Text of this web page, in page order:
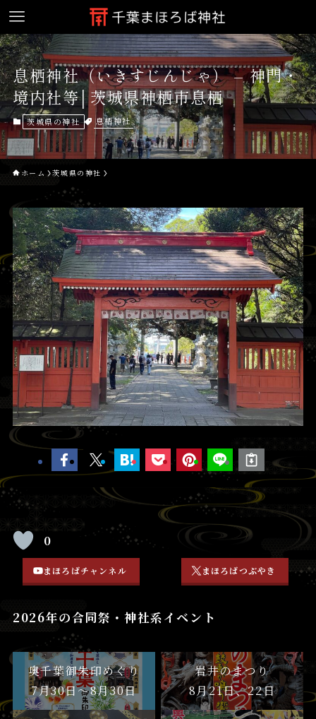
息栖神社（いきすじんじゃ） – 神門・
境内社等│茨城県神栖市息栖
茨城県の神社 息栖神社
ホーム 茨城県の神社
0
まほろばチャンネル まほろばつぶやき
2026年の合同祭・神社系イベント
奥千葉御朱印めぐり
7月30日〜8月30日
岩井のまつり
8月21日、22日